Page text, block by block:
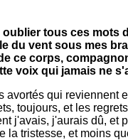
tous ces mots
du vent sous mes
ce corps,
voix qui jamais ne
avortés qui reviennent
toujours, et les
j'avais, j'aurais dû, et
la tristesse, et moins